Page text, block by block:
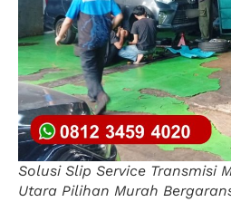
Solusi Slip Service Transmisi
Utara Pilihan Murah